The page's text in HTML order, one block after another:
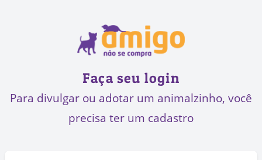
Faça seu login
Para divulgar ou adotar um animalzinho, você
precisa ter um cadastro